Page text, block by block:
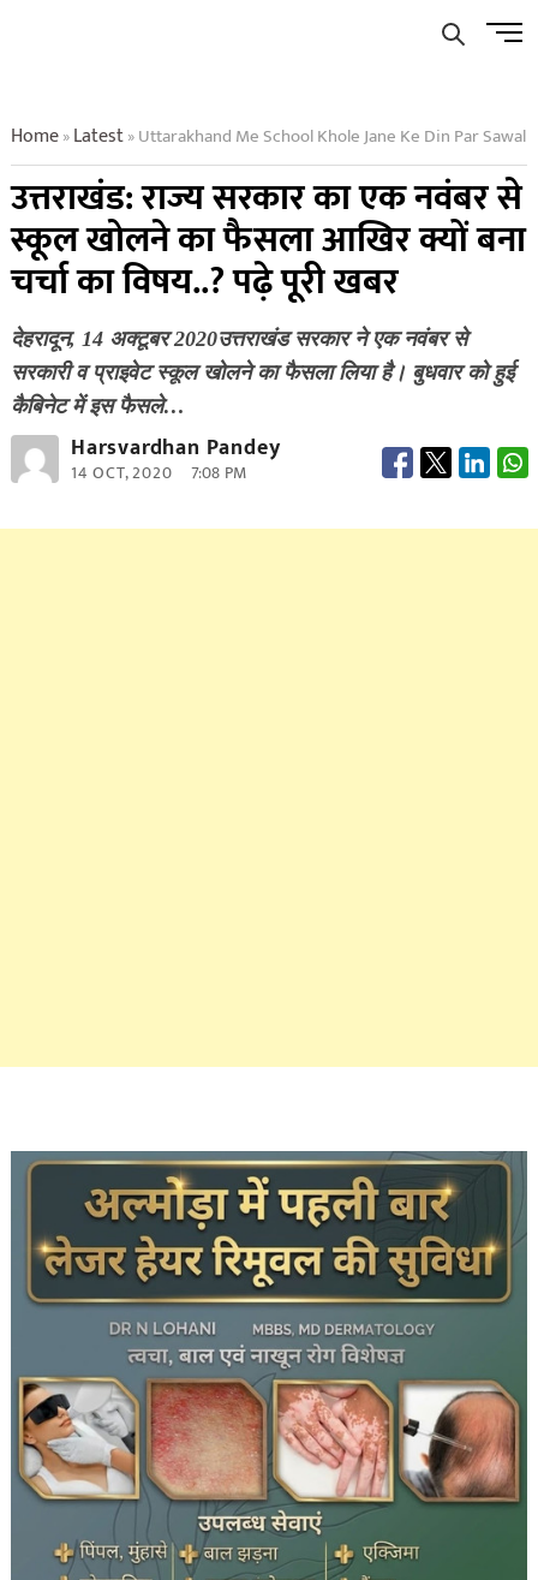
Menu
Home»Latest»Uttarakhand Me School Khole Jane Ke Din Par Sawal
उत्तराखंड: राज्य सरकार का एक नवंबर से
स्कूल खोलने का फैसला आखिर क्यों बना
चर्चा का विषय..? पढ़े पूरी खबर
देहरादून, 14 अक्टूबर 2020उत्तराखंड सरकार ने एक नवंबर से
सरकारी व प्राइवेट स्कूल खोलने का फैसला लिया है। बुधवार को हुई
कैबिनेट में इस फैसले…
Harsvardhan Pandey
14 OCT, 2020 7:08 PM